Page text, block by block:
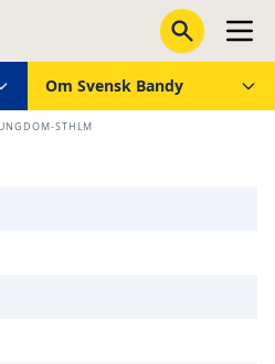
Om Svensk Bandy
STHLM